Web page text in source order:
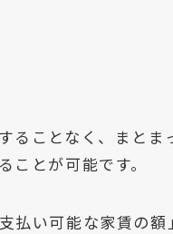
ことなく、まとま
とが可能です。
払い可能な家賃の